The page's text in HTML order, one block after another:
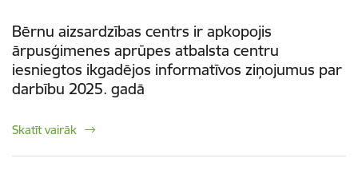
Bērnu aizsardzības centrs ir apkopojis
ārpusģimenes aprūpes atbalsta centru
iesniegtos ikgadējos informatīvos ziņojumus par
darbību 2025. gadā
Skatīt vairāk